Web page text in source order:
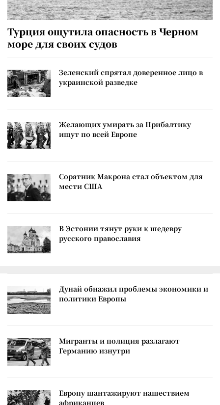
Турция ощутила опасность в Черном
море для своих судов
Зеленский спрятал доверенное лицо в
украинской разведке
Желающих умирать за Прибалтику
ищут по всей Европе
Соратник Макрона стал объектом для
мести США
В Эстонии тянут руки к шедевру
русского православия
Дунай обнажил проблемы экономики и
политики Европы
Мигранты и полиция разлагают
Германию изнутри
Европу шантажируют нашествием
африканцев